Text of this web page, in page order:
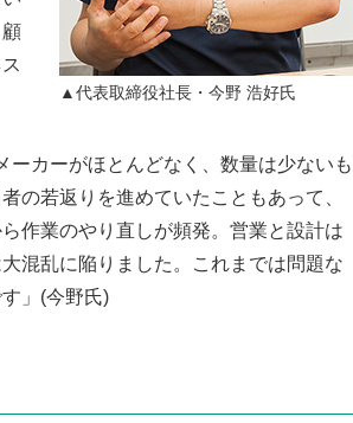
▲代表取締役社長・今野 浩好氏
ーカーがほとんどなく、数量は少ないも
の若返りを進めていたこともあって、
作業のやり直しが頻発。営業と設計は
混乱に陥りました。これまでは問題な
」(今野氏)